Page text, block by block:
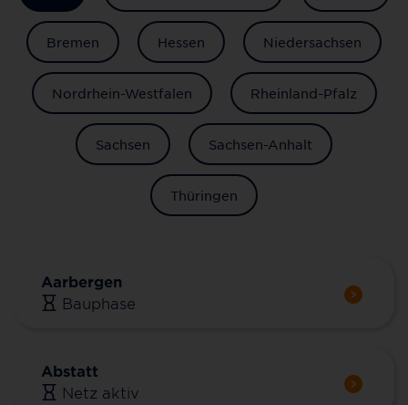
Bremen Hessen Niedersachsen
Nordrhein-Westfalen Rheinland-Pfalz
Sachsen Sachsen-Anhalt
Thüringen
Aarbergen
Bauphase
Abstatt
Netz aktiv